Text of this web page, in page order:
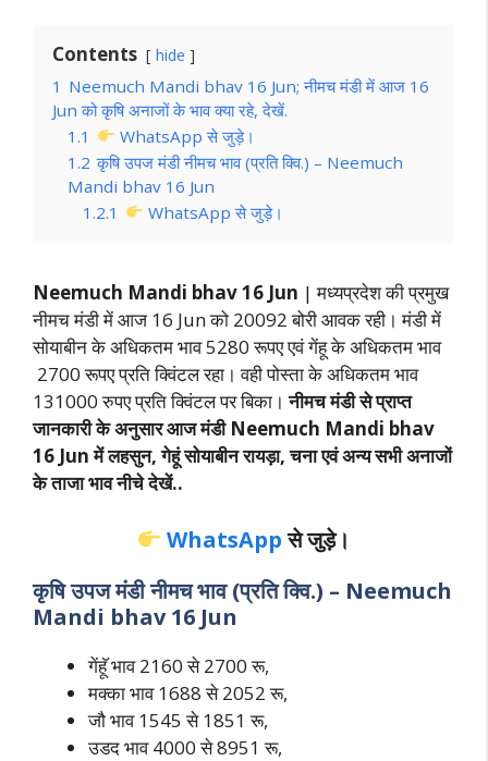
Contents hide
1 Neemuch Mandi bhav 16 Jun; नीमच मंडी में आज 16
Jun को कृषि अनाजों के भाव क्या रहे, देखें.
1.1
WhatsApp से जुड़े।
1.2 कृषि उपज मंडी नीमच भाव (प्रति क्वि.) – Neemuch
Mandi bhav 16 Jun
1.2.1
WhatsApp से जुड़े।
Neemuch Mandi bhav 16 Jun | मध्यप्रदेश की प्रमुख
नीमच मंडी में आज 16 Jun को 20092 बोरी आवक रही। मंडी में
सोयाबीन के अधिकतम भाव 5280 रूपए एवं गेंहू के अधिकतम भाव
2700 रूपए प्रति क्विंटल रहा। वही पोस्ता के अधिकतम भाव
131000 रुपए प्रति क्विंटल पर बिका।नीमच मंडी से प्राप्त
जानकारी के अनुसार आज मंडी Neemuch Mandi bhav
16 Jun में लहसुन, गेहूं सोयाबीन रायड़ा, चना एवं अन्य सभी अनाजों
के ताजा भाव नीचे देखें..
WhatsAppसे जुड़े।
कृषि उपज मंडी नीमच भाव (प्रति क्वि.) – Neemuch
Mandi bhav 16 Jun
गेंहॅू भाव 2160 से 2700 रू,
मक्का भाव 1688 से 2052 रू,
जौ भाव 1545 से 1851 रू,
उडद भाव 4000 से 8951 रू,